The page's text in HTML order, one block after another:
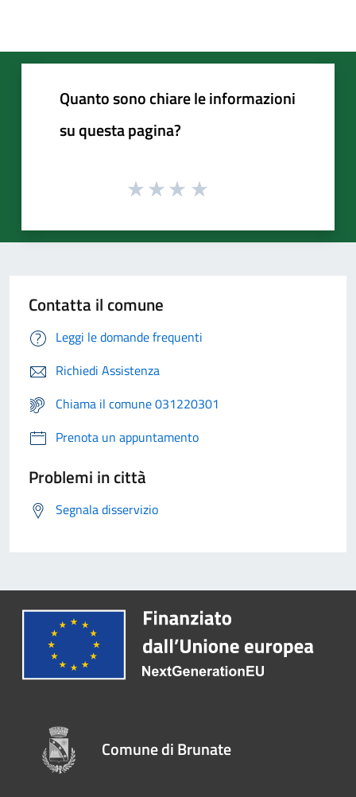
Quanto sono chiare le informazioni
su questa pagina?
Contatta il comune
Leggi le domande frequenti
Richiedi Assistenza
Chiama il comune 031220301
Prenota un appuntamento
Problemi in città
Segnala disservizio
Comune di Brunate